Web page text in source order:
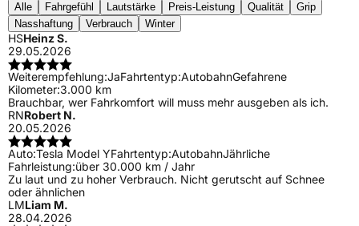
Alle Fahrgefühl Lautstärke Preis-Leistung Qualität
Grip
Nasshaftung
Verbrauch Winter
HSHeinz S.
29.05.2026
Weiterempfehlung:JaFahrtentyp:AutobahnGefahrene
Kilometer:3.000 km
Brauchbar, wer Fahrkomfort will muss mehr ausgeben als ich.
RNRobert N.
20.05.2026
Auto:Tesla Model YFahrtentyp:AutobahnJährliche
Fahrleistung:über 30.000 km / Jahr
Zu laut und zu hoher Verbrauch. Nicht gerutscht auf Schnee
oder ähnlichen
LMLiam M.
28.04.2026